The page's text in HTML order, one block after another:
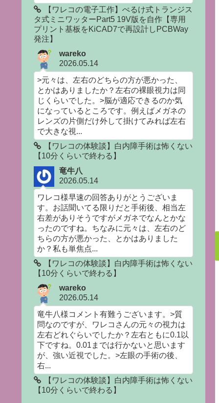
【ワレコの電子工作】ぺるけ式トランジス
タ式ミニワッターPart5 19V版を自作【専用
プリント基板をKiCAD7で再設計しPCBWay
発注】
wareko
2026.05.14
>元々は、左右のどちらの方が悪かった、
とかはありましたか？左右の裸眼視力は同
じくらいでした。>脳が適応できるのか気
になっているところです。例えばメガネの
レンズの片側だけ外して掛けてみれば左右
で大きな視...
【ワレコの体験談】白内障手術は怖くない
【10分くらいで終わる】
竜牛八
2026.05.14
ワレコ様早速の回答ありがとうございま
す。お話聞いてる限りだと手術後、相当左
右差がありそうですがメガネでなんとかな
ったのですね。ちなみに元々は、左右のど
ちらの方が悪かった、とかはありました
か？私も単焦点...
【ワレコの体験談】白内障手術は怖くない
【10分くらいで終わる】
wareko
2026.05.14
竜牛八様コメント有難うございます。>質
問なのですが、ワレコさんの元々の視力は
左右どれぐらいでしたか？左右ともに0.1以
下ですね。0.01までは行かないと思います
が、強い近視でした。>左眼の手術の後、
右...
【ワレコの体験談】白内障手術は怖くない
【10分くらいで終わる】